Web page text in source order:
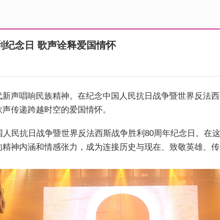
纪念日 歌声诠释爱国情怀
声唱响民族精神。在纪念中国人民抗日战争暨世界反法
传递跨越时空的爱国情怀。
民抗日战争暨世界反法西斯战争胜利80周年纪念日。在
神内涵和情感张力，成为连接历史与现在、致敬英雄、